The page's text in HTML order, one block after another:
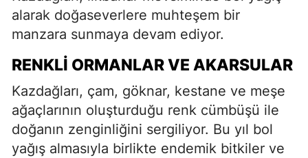
alarak doğaseverlere muhteşem bir
manzara sunmaya devam ediyor.
RENKLI ORMANLAR VE AKARSULAR
Kazdağları, çam, göknar, kestane ve meşe
ağaçlarının oluşturduğu renk cümbüşü ile
doğanın zenginliğini sergiliyor. Bu yıl bol
yağış almasıyla birlikte endemik bitkiler ve